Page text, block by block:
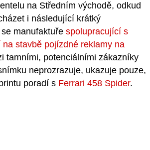
na Středním východě, odkud
i následující krátký
manufaktuře spolupracující s
stavbě pojízdné reklamy na
tamními, potenciálními zákazníky
neprozrazuje, ukazuje pouze,
poradí s Ferrari 458 Spider.